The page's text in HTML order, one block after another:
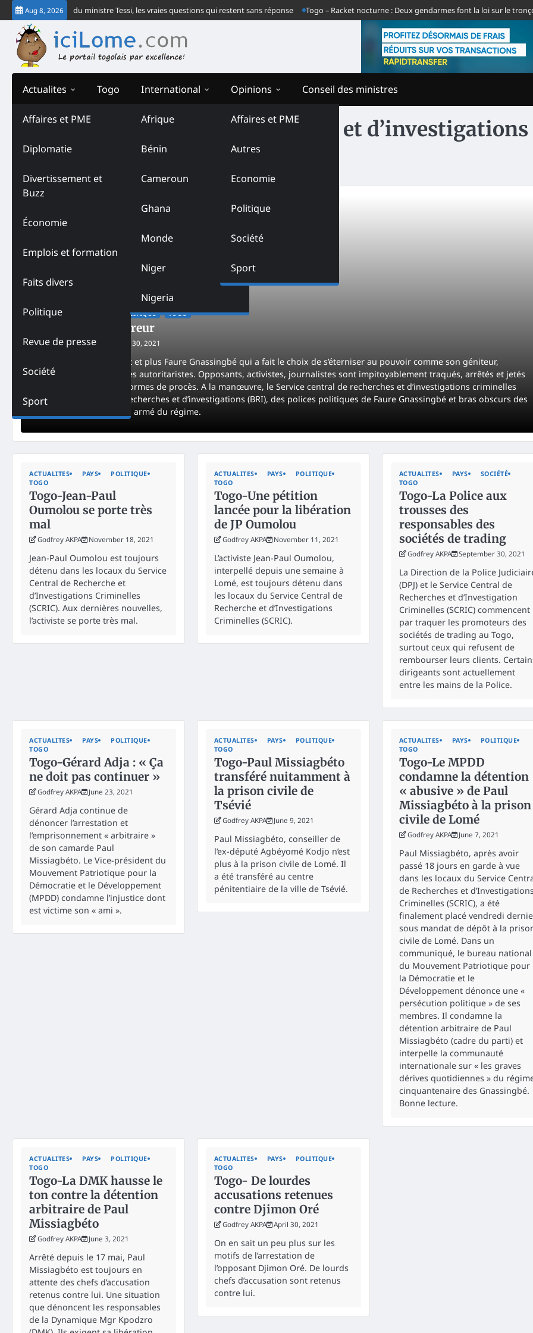
Skip
to
content
Aug 8, 2026
communiqué du ministre Tessi, les vraies questions qui restent sans réponse Togo – Racket nocturne : Deux gendarmes font la loi sur le tronçon
Actualites
Affaires et PME
Diplomatie
Divertissement et
Buzz
Économie
Emplois et formation
Faits divers
Politique
Revue de presse
Société
Sport
Togo International
Afrique
Bénin
Cameroun
Ghana
Monde
Niger
Nigeria
Opinions
Affaires et PME
Autres
Economie
Politique
Société
Sport
Conseil des ministres
Tag:Service central de recherche et d’investigations
criminels (SCRIC)
ACTUALITES POLITIQUE TOGO
Togo- État de terreur
Godfrey AKPA December 30, 2021
Plus les années passent et plus Faure Gnassingbé qui a fait le choix de s’éterniser au pouvoir comme son géniteur,
sombre dans des dérives autoritaristes. Opposants, activistes, journalistes sont impitoyablement traqués, arrêtés et jetés
en prison sans autres formes de procès. A la manœuvre, le Service central de recherches et d’investigations criminelles
(SCRIC), la Brigade de recherches et d’investigations (BRI), des polices politiques de Faure Gnassingbé et bras obscurs des
FAT, et la justice, le bras armé du régime.
ACTUALITES PAYS
POLITIQUE
TOGO
Togo-Jean-Paul
Oumolou se porte très
mal
Godfrey AKPA November 18, 2021
Jean-Paul Oumolou est toujours
détenu dans les locaux du Service
Central de Recherche et
d’Investigations Criminelles
(SCRIC). Aux dernières nouvelles,
l’activiste se porte très mal.
ACTUALITES PAYS
POLITIQUE
TOGO
Togo-Une pétition
lancée pour la libération
de JP Oumolou
Godfrey AKPA November 11, 2021
L’activiste Jean-Paul Oumolou,
interpellé depuis une semaine à
Lomé, est toujours détenu dans
les locaux du Service Central de
Recherche et d’Investigations
Criminelles (SCRIC).
ACTUALITES PAYS
SOCIÉTÉ
TOGO
Togo-La Police aux
trousses des
responsables des
sociétés de trading
Godfrey AKPA September 30, 2021
La Direction de la Police
(DPJ) et le Service Central de
Recherches et d’Investigation
Criminelles (SCRIC) commencent
par traquer les promoteurs des
sociétés de trading au Togo,
surtout ceux qui refusent de
rembourser leurs clients.
dirigeants sont actuellement
entre les mains de la Police.
ACTUALITES PAYS
POLITIQUE
TOGO
Togo-Gérard Adja : « Ça
ne doit pas continuer »
Godfrey AKPA June 23, 2021
Gérard Adja continue de
dénoncer l’arrestation et
l’emprisonnement « arbitraire »
de son camarde Paul
Missiagbéto. Le Vice-président du
Mouvement Patriotique pour la
Démocratie et le Développement
(MPDD) condamne l’injustice dont
est victime son « ami ».
ACTUALITES PAYS
POLITIQUE
TOGO
Togo-Paul Missiagbéto
transféré nuitamment à
la prison civile de
Tsévié
Godfrey AKPA June 9, 2021
Paul Missiagbéto, conseiller de
l’ex-député Agbéyomé Kodjo n’est
plus à la prison civile de Lomé. Il
a été transféré au centre
pénitentiaire de la ville de Tsévié.
ACTUALITES PAYS
POLITIQUE
TOGO
Togo-Le MPDD
condamne la détention
« abusive » de Paul
Missiagbéto à la prison
civile de Lomé
Godfrey AKPA June 7, 2021
Paul Missiagbéto, après avoir
passé 18 jours en garde à vue
dans les locaux du Service
de Recherches et
Criminelles (SCRIC), a été
finalement placé vendredi
sous mandat de dépôt à la
civile de Lomé. Dans un
communiqué, le bureau national
du Mouvement Patriotique pour
la Démocratie et le
Développement dénonce une «
persécution politique » de ses
membres. Il condamne la
détention arbitraire de Paul
Missiagbéto (cadre du parti) et
interpelle la communauté
internationale sur « les graves
dérives quotidiennes » du
cinquantenaire des Gnassingbé.
Bonne lecture.
ACTUALITES PAYS
POLITIQUE
TOGO
Togo-La DMK hausse le
ton contre la détention
arbitraire de Paul
Missiagbéto
Godfrey AKPA June 3, 2021
Arrêté depuis le 17 mai, Paul
Missiagbéto est toujours en
attente des chefs d’accusation
retenus contre lui. Une situation
que dénoncent les responsables
de la Dynamique Mgr Kpodzro
ACTUALITES PAYS
POLITIQUE
TOGO
Togo- De lourdes
accusations retenues
contre Djimon Oré
Godfrey AKPA April 30, 2021
On en sait un peu plus sur les
motifs de l’arrestation de
l’opposant Djimon Oré. De lourds
chefs d’accusation sont retenus
contre lui.